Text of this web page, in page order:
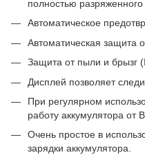
полностью разряженного
Автоматическое
Автоматическая защита
Защита от пыли и брызг
Дисплей позволяет
При регулярном
работу аккумулятора от
Очень простое в
зарядки аккумулятора.